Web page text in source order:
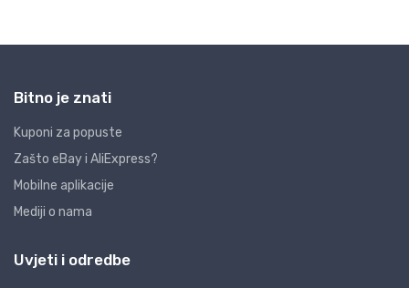
Bitno je znati
Kuponi za popuste
Zašto eBay i AliExpress?
Mobilne aplikacije
Mediji o nama
Uvjeti i odredbe